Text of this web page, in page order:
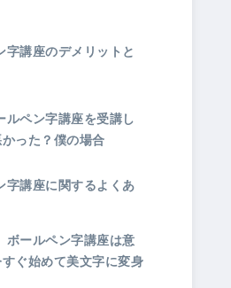
字講座のデメリットと
ルペン字講座を受講し
った？僕の場合
字講座に関するよくあ
ボールペン字講座は意
ぐ始めて美文字に変身